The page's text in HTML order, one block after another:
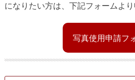
になりたい方は、下記フォームより
写真使用申請フ